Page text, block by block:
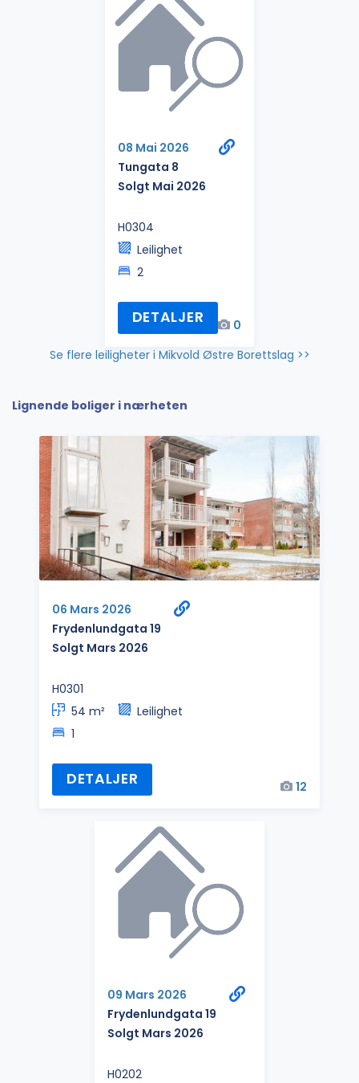
08 Mai 2026
Tungata 8
Solgt Mai 2026
H0304
Leilighet
2
DETALJER
0
Se flere leiligheter i Mikvold Østre Borettslag >>
Lignende boliger i nærheten
06 Mars 2026
Frydenlundgata 19
Solgt Mars 2026
H0301
54 m²
Leilighet
1
DETALJER 12
09 Mars 2026
Frydenlundgata 19
Solgt Mars 2026
H0202